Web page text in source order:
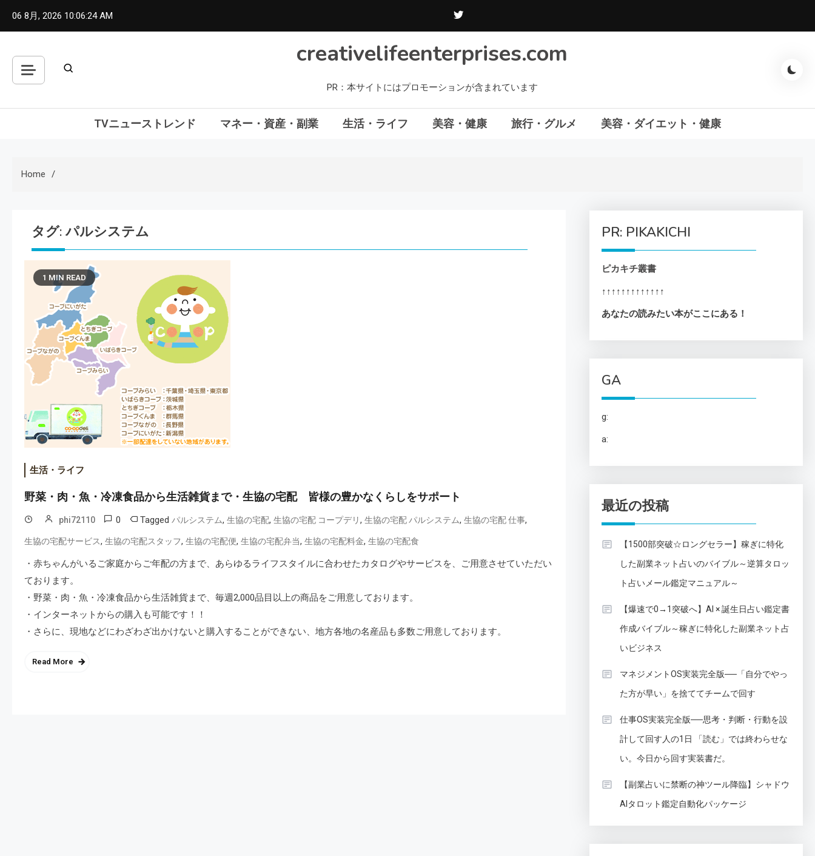
06 8月, 2026 10:06:25 AM
creativelifeenterprises.com
PR：本サイトにはプロモーションが含まれています
TVニューストレンド マネー・資産・副業 生活・ライフ 美容・健康 旅行・グルメ 美容・ダイエット・健康
Home
タグ:パルシステム
1 MIN READ
生活・ライフ
野菜・肉・魚・冷凍食品から生活雑貨まで・生協の宅配 皆様の豊かなくらしをサポート
phi72110 0 Tagged パルシステム, 生協の宅配, 生協の宅配 コープデリ, 生協の宅配 パルシステム, 生協の宅配 仕事,
生協の宅配サービス, 生協の宅配スタッフ, 生協の宅配便, 生協の宅配弁当, 生協の宅配料金, 生協の宅配食
・赤ちゃんがいるご家庭からご年配の方まで、あらゆるライフスタイルに合わせたカタログやサービスを、ご用意させていただい
ております。
・野菜・肉・魚・冷凍食品から生活雑貨まで、毎週2,000品目以上の商品をご用意しております。
・インターネットからの購入も可能です！！
・さらに、現地などにわざわざ出かけないと購入することができない、地方各地の名産品も多数ご用意しております。
Read More
PR: PIKAKICHI
ピカキチ叢書
↑↑↑↑↑↑↑↑↑↑↑↑↑
あなたの読みたい本がここにある！
GA
g:
a:
最近の投稿
【1500部突破☆ロングセラー】稼ぎに特化
した副業ネット占いのバイブル～逆算タロッ
ト占いメール鑑定マニュアル～
【爆速で0→1突破へ】AI × 誕生日占い鑑定書
作成バイブル～稼ぎに特化した副業ネット占
いビジネス
マネジメントOS実装完全版──「自分でやっ
た方が早い」を捨ててチームで回す
仕事OS実装完全版──思考・判断・行動を設
計して回す人の1日 「読む」では終わらせな
い。今日から回す実装書だ。
【副業占いに禁断の神ツール降臨】シャドウ
AIタロット鑑定自動化パッケージ